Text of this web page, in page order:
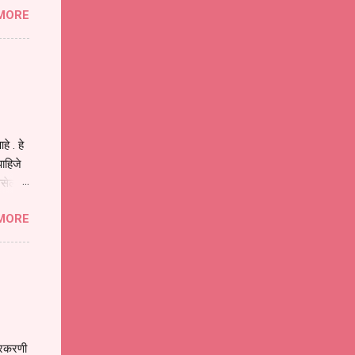
. हे
.
या
आहे